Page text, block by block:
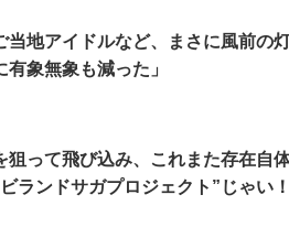
当地アイドルなど、まさに風前の灯
有象無象も減った」
狙って飛び込み、これまた存在自
ランドサガプロジェクト”じゃい！